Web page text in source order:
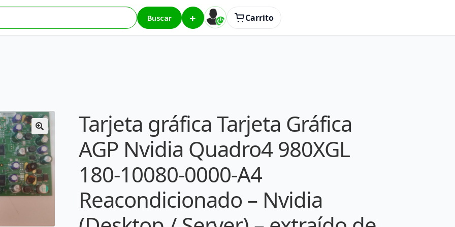
Buscar + Carrito
AGP Nvidia Quadro4 980XGL 180-10080-0000-A4 Reacondicionado – Nvidia (Desktop / Server) – extraído
Tarjeta gráfica Tarjeta Gráfica
AGP Nvidia Quadro4 980XGL
180-10080-0000-A4
Reacondicionado – Nvidia